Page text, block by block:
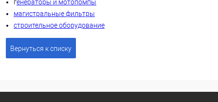
генераторы и мотопомпы
магистральные фильтры
строительное оборудование
Вернуться к списку